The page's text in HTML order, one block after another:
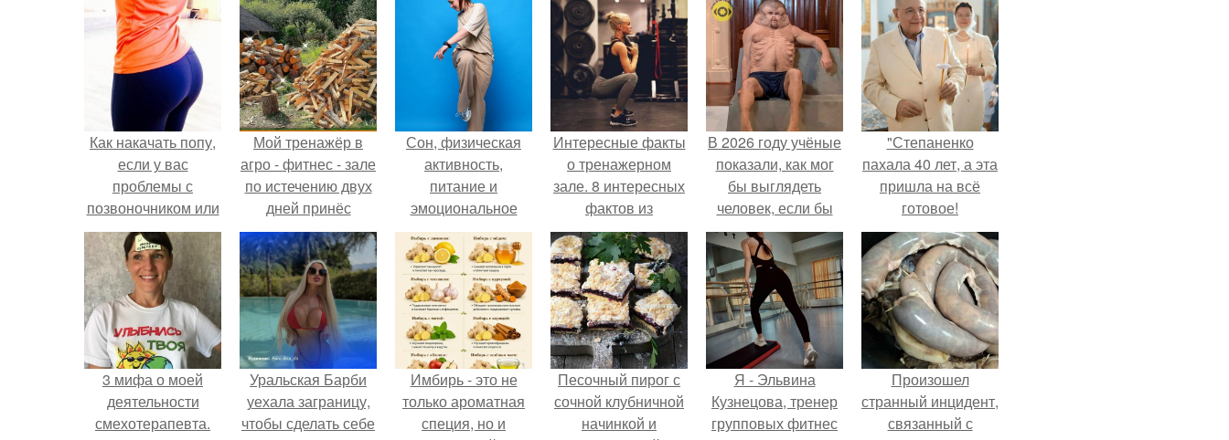
Как накачать попу,
если у вас
проблемы с
позвоночником или
тренировки попы
без осевой
нагрузки.
Мой тренажёр в
агро - фитнес - зале
по истечению двух
дней принёс
ощутимый
результат.
Сон, физическая
активность,
питание и
эмоциональное
состояние!
Интересные факты
о тренажерном
зале. 8 интересных
фактов из
тренажерного зала.
В 2026 году учёные
показали, как мог
бы выглядеть
человек, если бы
его тело
эволюционировало
специально для
выживания в
автокатастpoфах.
"Степаненко
пахала 40 лет, а эта
пришла на всё
готовое!
3 мифа о моей
деятельности
смехотерапевта.
Уральская Барби
уехала заграницу,
чтобы сделать себе
Имбирь - это не
только ароматная
специя, но и
Песочный пирог с
сочной клубничной
начинкой и
Я - Эльвина
Кузнецова, тренер
групповых фитнес
Произошел
странный инцидент,
связанный с